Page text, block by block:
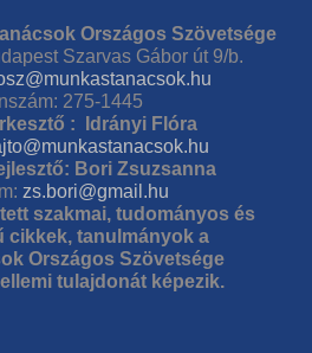
Országos Szövetsége
Szarvas Gábor út 9/b.
275-1445
: Idrányi Flóra
Bori Zsuzsanna
zs.bori@gmail.hu
szakmai, tudományos és
cikkek, tanulmányok a
Országos Szövetsége
tulajdonát képezik.